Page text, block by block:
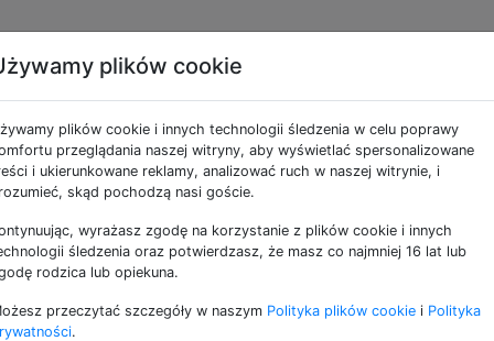
jako query
informacji z bazy danych.
vs query_posts () vs get_posts ()?
zawartych w Kodeksie i korzystanie z blogosfery
O co chodzi?
plików cookie
plików cookie i innych technologii śledzenia w celu poprawy
przeglądania naszej witryny, aby wyświetlać spersonalizowane
i ukierunkowane reklamy, analizować ruch w naszej witrynie, i
skąd pochodzą nasi goście.
wyrażasz zgodę na korzystanie z plików cookie i innych
śledzenia oraz potwierdzasz, że masz co najmniej 16 lat lub
rodzica lub opiekuna.
przeczytać szczegóły w naszym Polityka plików cookie i Polityka
.